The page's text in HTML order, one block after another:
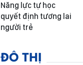
Năng lực tự học
quyết định tương lai
người trẻ
ĐÔ THỊ